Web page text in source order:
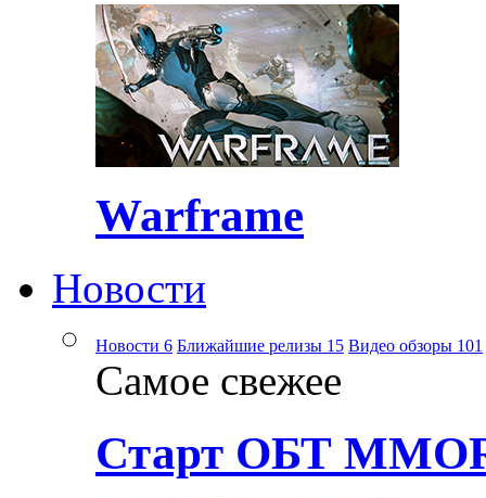
Warframe
Новости
Новости 6 Ближайшие релизы 15 Видео обзоры 101
Самое свежее
Старт ОБТ